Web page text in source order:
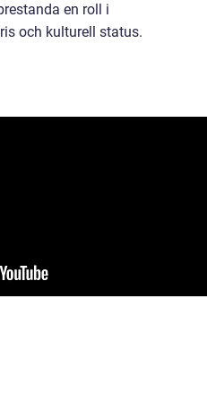
en roll i
och kulturell status.